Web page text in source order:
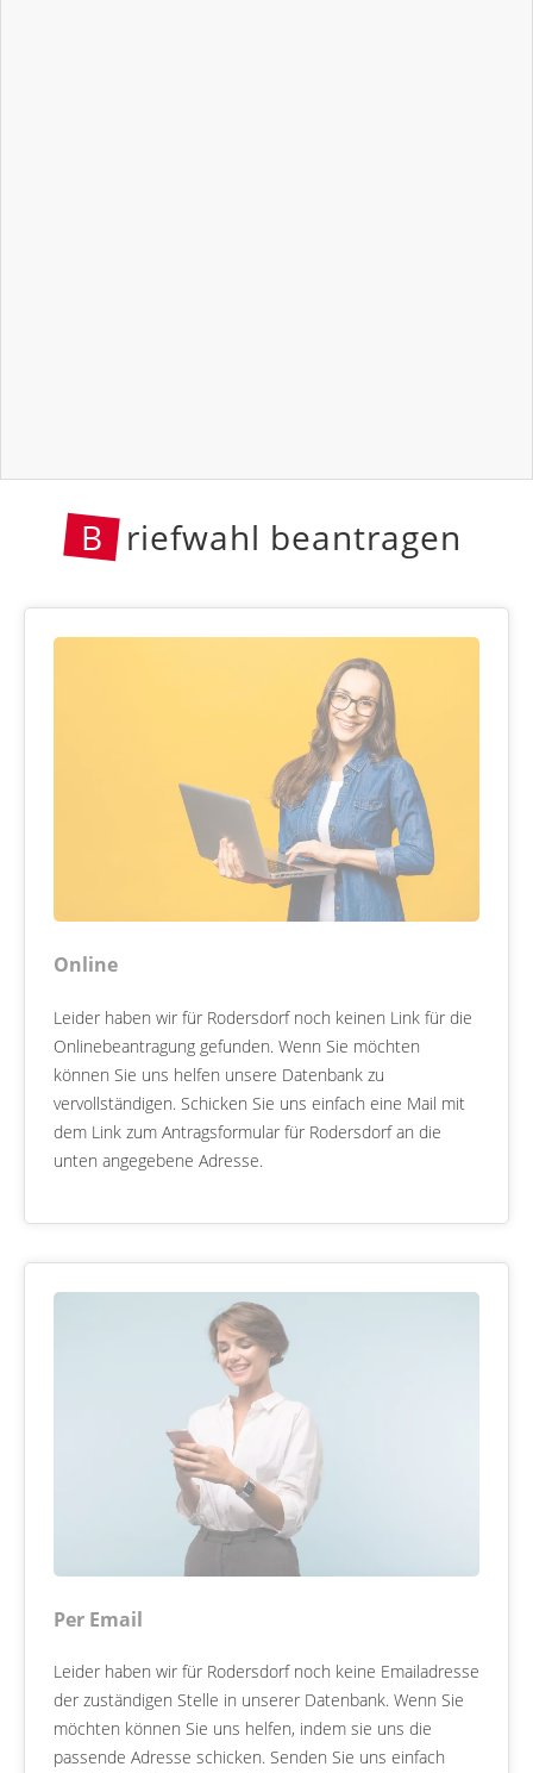
B riefwahl beantragen
Online
Leider haben wir für Rodersdorf noch keinen Link für die
Onlinebeantragung gefunden. Wenn Sie möchten
können Sie uns helfen unsere Datenbank zu
vervollständigen. Schicken Sie uns einfach eine Mail mit
dem Link zum Antragsformular für Rodersdorf an die
unten angegebene Adresse.
Per Email
Leider haben wir für Rodersdorf noch keine Emailadresse
der zuständigen Stelle in unserer Datenbank. Wenn Sie
möchten können Sie uns helfen, indem sie uns die
passende Adresse schicken. Senden Sie uns einfach